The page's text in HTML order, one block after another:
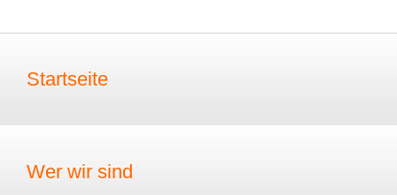
Startseite
Wer wir sind